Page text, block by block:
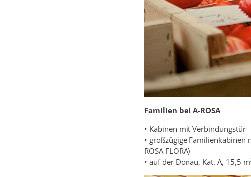
Familien bei A-ROSA
• Kabinen mit Verbindungstür
• großzügige Familienkabinen
ROSA FLORA)
• auf der Donau, Kat. A, 15,5